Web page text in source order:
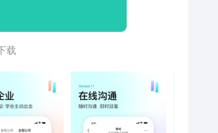
加高效 智能算法，让机会更多
障，让你走得更稳】 真人审核严
多重安全风控保障，开聊面试更
得更快】 一手信息、防骗指南，
播招聘，机会就在眼前 全程支
筛选约面、周报统计，进度一
放心聊】 想看牛人完整简历？
载